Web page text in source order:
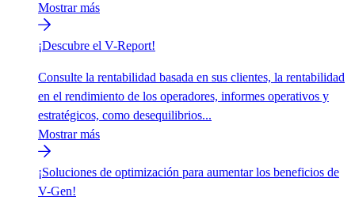
Mostrar más
¡Descubre el V-Report!
Consulte la rentabilidad basada en sus clientes, la rentabilidad
en el rendimiento de los operadores, informes operativos y
estratégicos, como desequilibrios...
Mostrar más
¡Soluciones de optimización para aumentar los beneficios de
V-Gen!